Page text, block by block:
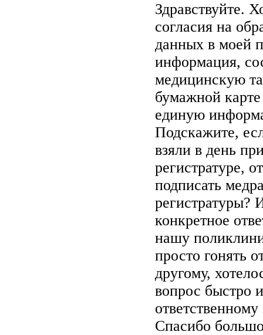
Здравствуйте.
согласия на
данных в моей
информация,
медицинскую
бумажной
единую
Подскажите,
взяли в день
регистратуре,
подписать
регистратуры?
конкретное
нашу
просто гонять
другому,
вопрос быстро
ответственному
Спасибо